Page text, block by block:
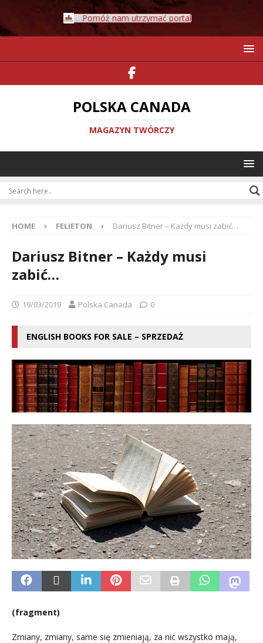
Pomóż nam utrzymać portal
POLSKA CANADA
MAGAZYN TWÓRCZY
HOME FELIETON Dariusz Bitner – Każdy musi zabić…
Dariusz Bitner – Każdy musi
zabić…
19/03/2019 Polska Canada 0
ENGLISH BOOKS FOR SALE – SPRZEDAŻ
(fragment)
Zmiany, zmiany, same się zmieniają, za nic wszystko mają,